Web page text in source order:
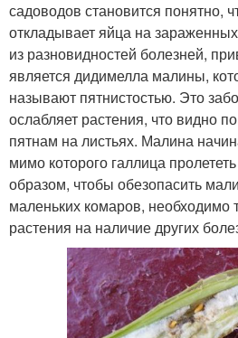
садоводов становится понятно,
откладывает яйца на
из разновидностей болезней,
является дидимелла малины,
называют пятнистостью. Это
ослабляет растения, что видно
пятнам на листьях. Малина
мимо которого галлица
образом, чтобы обезопасить
маленьких комаров, необходимо
растения на наличие других